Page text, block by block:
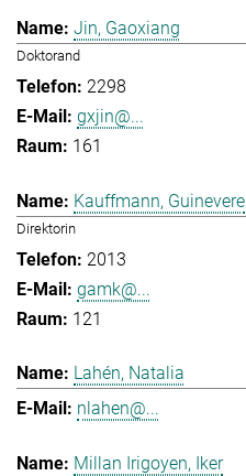
Jin, Gaoxiang
Doktorand
2298
gxjin@...
161
Kauffmann, Guinevere
Direktorin
2013
gamk@...
121
Lahén, Natalia
nlahen@...
Millan Irigoyen, Iker